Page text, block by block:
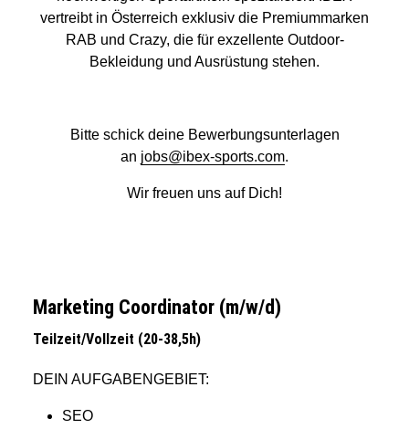
vertreibt in Österreich exklusiv die Premiummarken
RAB und Crazy, die für exzellente Outdoor-
Bekleidung und Ausrüstung stehen.
Bitte schick deine Bewerbungsunterlagen
an jobs@ibex-sports.com.
Wir freuen uns auf Dich!
Marketing Coordinator (m/w/d)
Teilzeit/Vollzeit (20-38,5h)
DEIN AUFGABENGEBIET:
SEO